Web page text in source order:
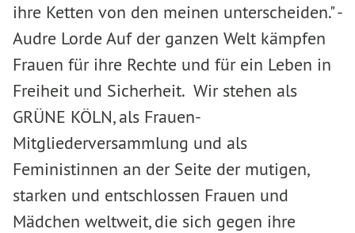
ihre Ketten von den meinen unterscheiden." -
Audre Lorde Auf der ganzen Welt kämpfen
Frauen für ihre Rechte und für ein Leben in
Freiheit und Sicherheit. Wir stehen als
GRÜNE KÖLN, als Frauen-
Mitgliederversammlung und als
Feministinnen an der Seite der mutigen,
starken und entschlossen Frauen und
Mädchen weltweit, die sich gegen ihre